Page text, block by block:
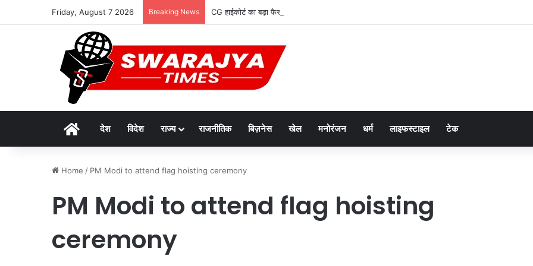
Friday, August 7 2026 Breaking News CG हाईकोर्ट का बड़ा फैसला, तबादले से कर्मचारी की अर्जित वरिष्ठता खत्म नहीं होगी
Homeदेश विदेश राज्य राजनीतिक बिज़नेस खेल मनोरंजन धर्म लाइफस्टाइल टेक
Home / PM Modi to attend flag hoisting ceremony
PM Modi to attend flag hoisting
ceremony